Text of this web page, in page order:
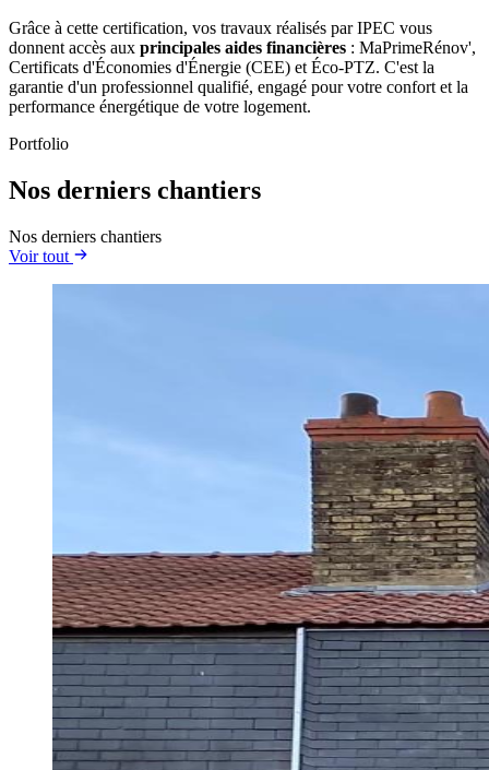
Grâce à cette certification, vos travaux réalisés par IPEC vous
donnent accès aux principales aides financières : MaPrimeRénov',
Certificats d'Économies d'Énergie (CEE) et Éco-PTZ. C'est la
garantie d'un professionnel qualifié, engagé pour votre confort et la
performance énergétique de votre logement.
Portfolio
Nos derniers chantiers
Nos derniers chantiers
Voir tout